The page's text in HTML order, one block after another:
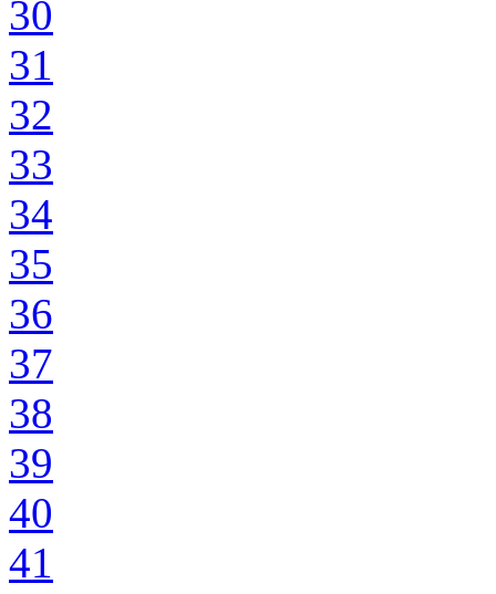
30
31
32
33
34
35
36
37
38
39
40
41